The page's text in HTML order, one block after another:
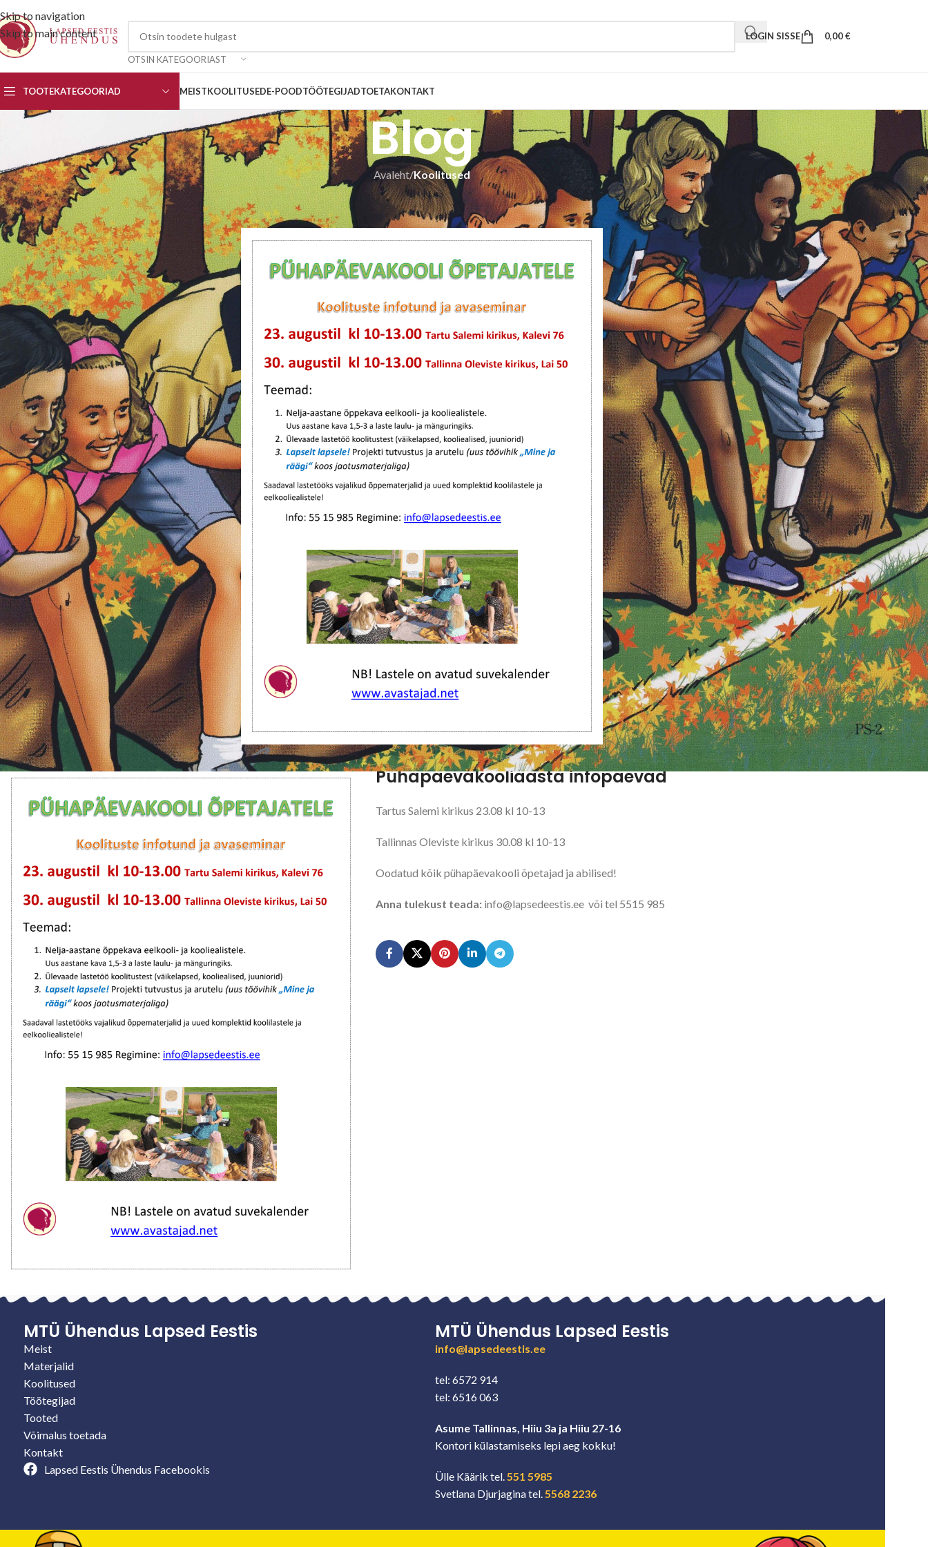
Skip to navigation
Skip to main content
OTSIN KATEGOORIAST
LOGIN SISSE 0,00€
TOOTEKATEGOORIAD MEISTKOOLITUSEDE-POODTÖÖTEGIJADTOETAKONTAKT
Blog
Avaleht/Koolitused
KOOLITUSED
Pühapäevakooliaasta infopäevad
Pühapäevakooliaasta infopäevad
Tartus Salemi kirikus 23.08 kl 10-13
Tallinnas Oleviste kirikus 30.08 kl 10-13
Oodatud kõik pühapäevakooli õpetajad ja abilised!
Anna tulekust teada: info@lapsedeestis.ee või tel 5515 985
MTÜ Ühendus Lapsed Eestis
Meist
Materjalid
Koolitused
Töötegijad
Tooted
Võimalus toetada
Kontakt
Lapsed Eestis Ühendus Facebookis
MTÜ Ühendus Lapsed Eestis
info@lapsedeestis.ee
tel: 6572 914
tel: 6516 063
Asume Tallinnas, Hiiu 3a ja Hiiu 27-16
Kontori külastamiseks lepi aeg kokku!
Ülle Käärik tel. 551 5985
Svetlana Djurjagina tel. 5568 2236